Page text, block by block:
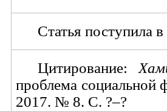
Статья поступила
Цитирование:
проблема
2017. № 8. С. ?–?